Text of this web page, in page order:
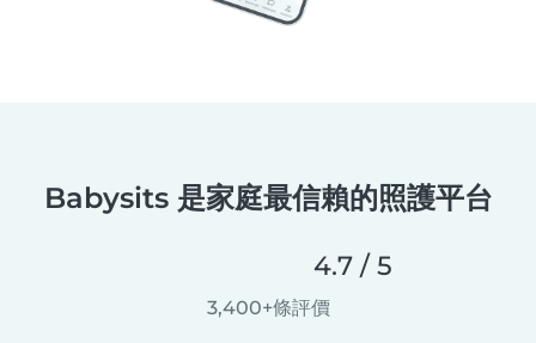
Babysits 是家庭最信賴的照護平台
4.7 / 5
3,400+條評價